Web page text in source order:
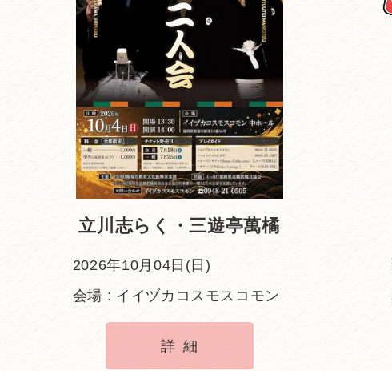
立川志らく・三遊亭萬橘
2026年10月04日(日)
会場 : イイヅカコスモスコモン
詳細